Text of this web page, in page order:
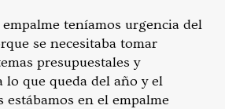
teníamos urgencia del
se necesitaba tomar
presupuestales y
lo que queda del año y el
estábamos en el empalme